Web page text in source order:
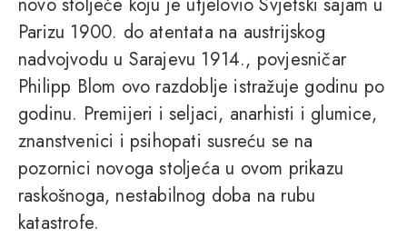
Parizu 1900. do atentata na austrijskog
nadvojvodu u Sarajevu 1914., povjesničar
Philipp Blom ovo razdoblje istražuje godinu po
godinu. Premijeri i seljaci, anarhisti i glumice,
znanstvenici i psihopati susreću se na
pozornici novoga stoljeća u ovom prikazu
raskošnoga, nestabilnog doba na rubu
katastrofe.